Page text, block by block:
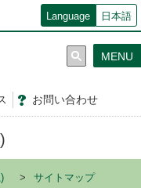
Language 日本語
お問い合わせ
MENU
サイトマップ